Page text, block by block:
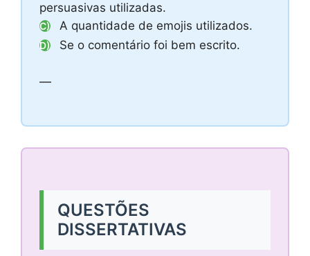
persuasivas utilizadas.
C) A quantidade de emojis utilizados.
D) Se o comentário foi bem escrito.
—
QUESTÕES
DISSERTATIVAS